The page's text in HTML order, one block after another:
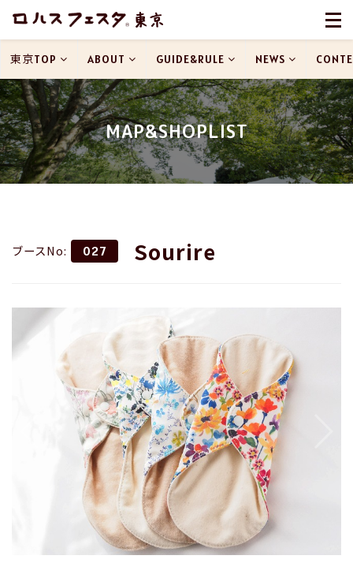
MAP&SHOPLIST
東京TOP ABOUT GUIDE&RULE NEWS
ブースNo: 027 Sourire